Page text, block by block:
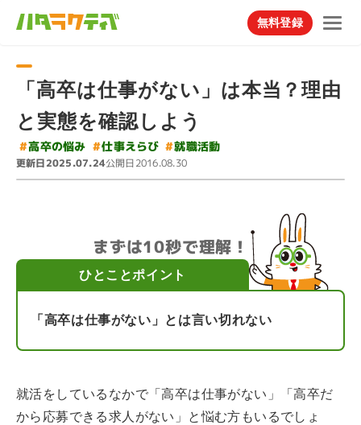
無料登録
「高卒は仕事がない」は本当？理由
と実態を確認しよう
#高卒の悩み #仕事えらび #就職活動
更新日2025.07.24公開日2016.08.30
まずは10秒で理解！
ひとことポイント
「高卒は仕事がない」とは言い切れない
就活をしているなかで「高卒は仕事がない」「高卒だ
から応募できる求人がない」と悩む方もいるでしょ